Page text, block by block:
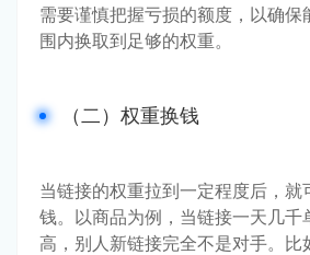
需要谨慎把握亏损的额度，以确保
围内换取到足够的权重。
（二）权重换钱
当链接的权重拉到一定程度后，就
钱。以商品为例，当链接一天几千
高，别人新链接完全不是对手。